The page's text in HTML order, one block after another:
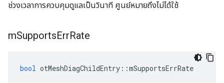
ช่วงเวลาการควบคุมดูแลเป็นวินาที ศูนย์หมายถึงไม่ได้ใช้
mSupportsErrRate
bool otMeshDiagChildEntry ::mSupportsErrRate